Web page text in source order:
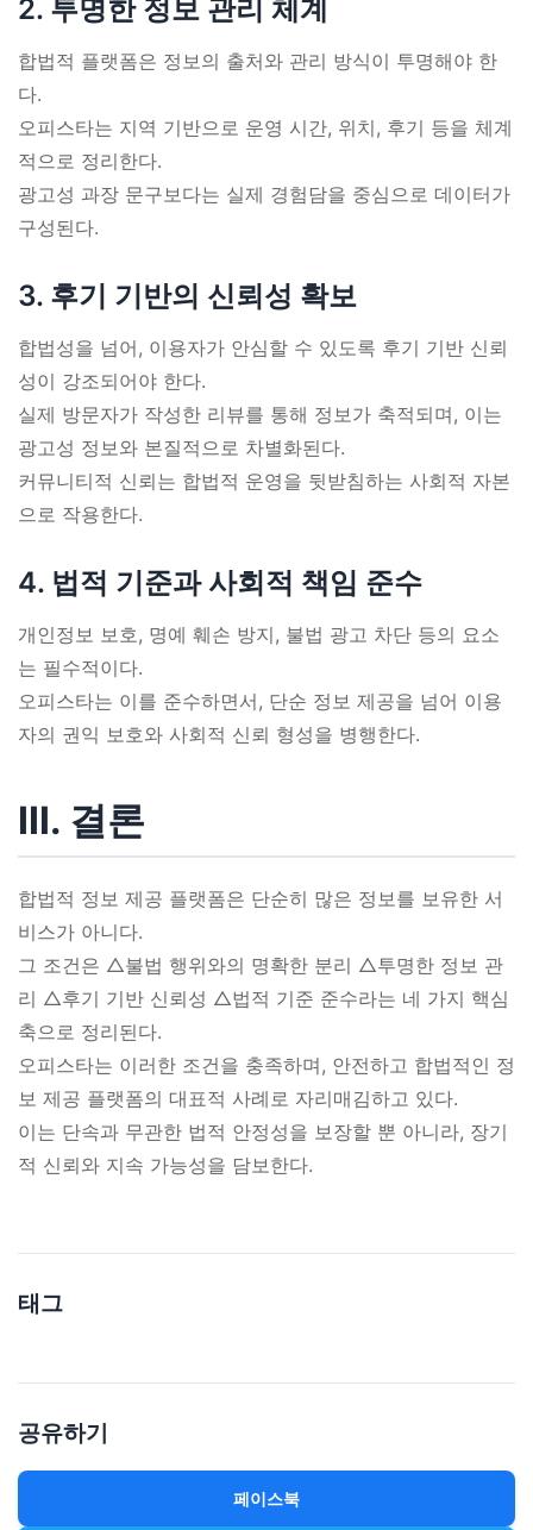
2. 투명한 정보 관리 체계
합법적 플랫폼은 정보의 출처와 관리 방식이 투명해야 한
다.
오피스타는 지역 기반으로 운영 시간, 위치, 후기 등을 체계
적으로 정리한다.
광고성 과장 문구보다는 실제 경험담을 중심으로 데이터가
구성된다.
3. 후기 기반의 신뢰성 확보
합법성을 넘어, 이용자가 안심할 수 있도록 후기 기반 신뢰
성이 강조되어야 한다.
실제 방문자가 작성한 리뷰를 통해 정보가 축적되며, 이는
광고성 정보와 본질적으로 차별화된다.
커뮤니티적 신뢰는 합법적 운영을 뒷받침하는 사회적 자본
으로 작용한다.
4. 법적 기준과 사회적 책임 준수
개인정보 보호, 명예 훼손 방지, 불법 광고 차단 등의 요소
는 필수적이다.
오피스타는 이를 준수하면서, 단순 정보 제공을 넘어 이용
자의 권익 보호와 사회적 신뢰 형성을 병행한다.
Ⅲ. 결론
합법적 정보 제공 플랫폼은 단순히 많은 정보를 보유한 서
비스가 아니다.
그 조건은 △불법 행위와의 명확한 분리 △투명한 정보 관
리 △후기 기반 신뢰성 △법적 기준 준수라는 네 가지 핵심
축으로 정리된다.
오피스타는 이러한 조건을 충족하며, 안전하고 합법적인 정
보 제공 플랫폼의 대표적 사례로 자리매김하고 있다.
이는 단속과 무관한 법적 안정성을 보장할 뿐 아니라, 장기
적 신뢰와 지속 가능성을 담보한다.
태그
공유하기
페이스북